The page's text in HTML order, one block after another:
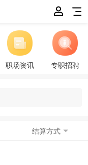
职场资讯 专职招聘
结算方式